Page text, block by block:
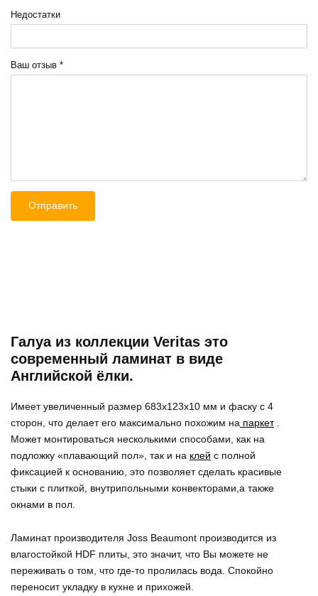
Ваш отзыв *
Недостатки
Галуа из коллекции Veritas это
современный ламинат в виде
Английской ёлки.
Имеет увеличенный размер 683x123x10 мм и фаску с 4
сторон, что делает его максимально похожим на паркет.
Может монтироваться несколькими способами, как на
подложку «плавающий пол», так и на клей с полной
фиксацией к основанию, это позволяет сделать красивые
стыки с плиткой, внутрипольными конвекторами,а также
окнами в пол.
Ламинат производителя Joss Beaumont производится из
влагостойкой HDF плиты, это значит, что Вы можете не
переживать о том, что где-то пролилась вода. Спокойно
переносит укладку в кухне и прихожей.